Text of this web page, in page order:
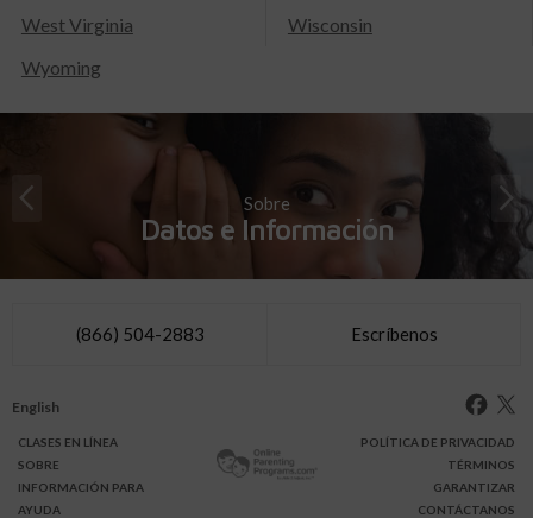
West Virginia
Wisconsin
Wyoming
Sobre
Datos e Información
(866) 504-2883 Escríbenos
English
CLASES EN LÍNEA
SOBRE
INFORMACIÓN PARA
AYUDA
POLÍTICA DE PRIVACIDAD
TÉRMINOS
GARANTIZAR
CONTÁCTANOS